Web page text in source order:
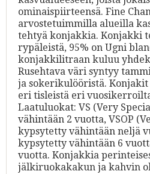
ominaispiirteensä. Fine
arvostetuimmilla alueilla
tehtyä konjakkia. Konjakki
rypäleistä, 95% on Ugni
konjakkilitraan kuluu
Rusehtava väri syntyy
ja sokerikulööristä. Konjakit
eri tisleistä eri
Laatuluokat: VS (Very
vähintään 2 vuotta, VSOP
kypsytetty vähintään neljä
kypsytetty vähintään 6
vuotta. Konjakkia
jälkiruokakakun ja kahvin